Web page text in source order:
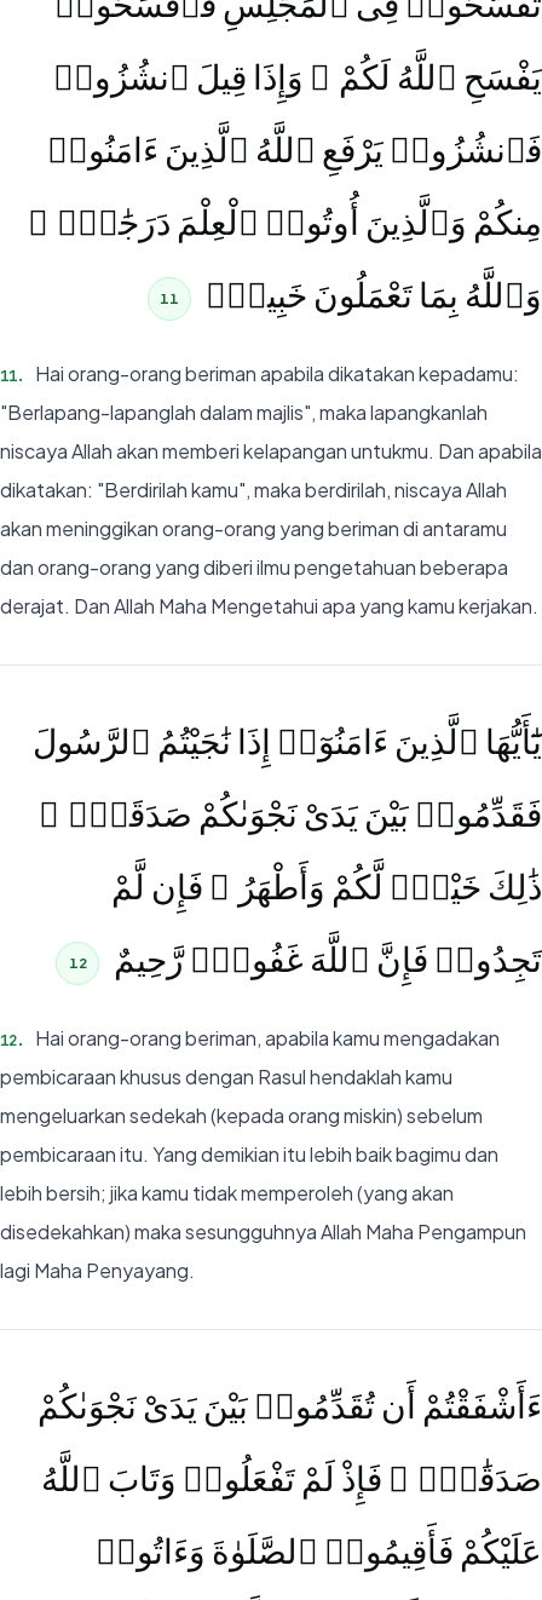
يَفْسَحِ ٱللَّهُ لَكُمْ ۖ وَإِذَا قِيلَ ٱنشُزُوا۟
فَٱنشُزُوا۟ يَرْفَعِ ٱللَّهُ ٱلَّذِينَ ءَامَنُوا۟
مِنكُمْ وَٱلَّذِينَ أُوتُوا۟ ٱلْعِلْمَ دَرَجَٰتٍۢ ۚ
وَٱللَّهُ بِمَا تَعْمَلُونَ خَبِيرٌۭ
11
11.
Hai orang-orang beriman apabila dikatakan kepadamu:
"Berlapang-lapanglah dalam majlis", maka lapangkanlah
niscaya Allah akan memberi kelapangan untukmu. Dan apabila
dikatakan: "Berdirilah kamu", maka berdirilah, niscaya Allah
akan meninggikan orang-orang yang beriman di antaramu
dan orang-orang yang diberi ilmu pengetahuan beberapa
derajat. Dan Allah Maha Mengetahui apa yang kamu kerjakan.
يَٰٓأَيُّهَا ٱلَّذِينَ ءَامَنُوٓا۟ إِذَا نَٰجَيْتُمُ ٱلرَّسُولَ
فَقَدِّمُوا۟ بَيْنَ يَدَىْ نَجْوَىٰكُمْ صَدَقَةًۭ ۚ
ذَٰلِكَ خَيْرٌۭ لَّكُمْ وَأَطْهَرُ ۚ فَإِن لَّمْ
تَجِدُوا۟ فَإِنَّ ٱللَّهَ غَفُورٌۭ رَّحِيمٌ
12
12.
Hai orang-orang beriman, apabila kamu mengadakan
pembicaraan khusus dengan Rasul hendaklah kamu
mengeluarkan sedekah (kepada orang miskin) sebelum
pembicaraan itu. Yang demikian itu lebih baik bagimu dan
lebih bersih; jika kamu tidak memperoleh (yang akan
disedekahkan) maka sesungguhnya Allah Maha Pengampun
lagi Maha Penyayang.
ءَأَشْفَقْتُمْ أَن تُقَدِّمُوا۟ بَيْنَ يَدَىْ نَجْوَىٰكُمْ
صَدَقَٰتٍۢ ۚ فَإِذْ لَمْ تَفْعَلُوا۟ وَتَابَ ٱللَّهُ
عَلَيْكُمْ فَأَقِيمُوا۟ ٱلصَّلَوٰةَ وَءَاتُوا۟